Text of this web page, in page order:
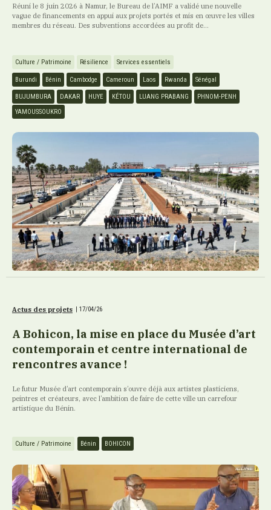
Réuni le 8 juin 2026 à Namur, le Bureau de l’AIMF a validé une nouvelle
vague de financements en appui aux projets portés et mis en œuvre les villes
membres du réseau. Des subventions accordées au profit de...
Culture / Patrimoine Résilience Services essentiels
Burundi Bénin Cambodge Cameroun Laos Rwanda Sénégal
BUJUMBURA DAKAR HUYE KÉTOU LUANG PRABANG
PHNOM-PENH
YAMOUSSOUKRO
Actus des projets 17/04/26
A Bohicon, la mise en place du Musée d’art
contemporain et centre international de
rencontres avance !
Le futur Musée d’art contemporain s’ouvre déjà aux artistes plasticiens,
peintres et créateurs, avec l’ambition de faire de cette ville un carrefour
artistique du Bénin.
Culture / Patrimoine Bénin BOHICON